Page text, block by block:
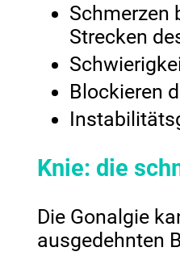
Schmerzen
Strecken
Blockieren
Knie: die
Die Gonalgie
ausgedehnten